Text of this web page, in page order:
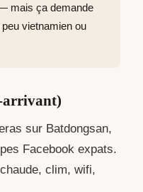
mais ça demande
vietnamien ou
arrivant)
sur Batdongsan,
Facebook expats.
clim, wifi,